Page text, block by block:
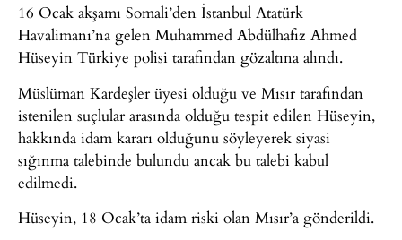
16 Ocak akşamı Somali’den İstanbul Atatürk
Havalimanı’na gelen Muhammed Abdülhafız Ahmed
Hüseyin Türkiye polisi tarafından gözaltına alındı.
Müslüman Kardeşler üyesi olduğu ve Mısır tarafından
istenilen suçlular arasında olduğu tespit edilen Hüseyin,
hakkında idam kararı olduğunu söyleyerek siyasi
sığınma talebinde bulundu ancak bu talebi kabul
edilmedi.
Hüseyin, 18 Ocak’ta idam riski olan Mısır’a gönderildi.